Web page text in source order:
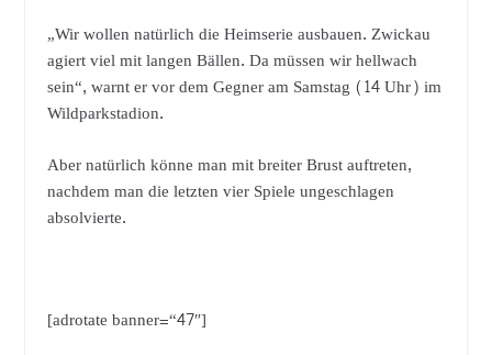
„Wir wollen natürlich die Heimserie ausbauen. Zwickau
agiert viel mit langen Bällen. Da müssen wir hellwach
sein“, warnt er vor dem Gegner am Samstag (14 Uhr) im
Wildparkstadion.
Aber natürlich könne man mit breiter Brust auftreten,
nachdem man die letzten vier Spiele ungeschlagen
absolvierte.
[adrotate banner=“47″]